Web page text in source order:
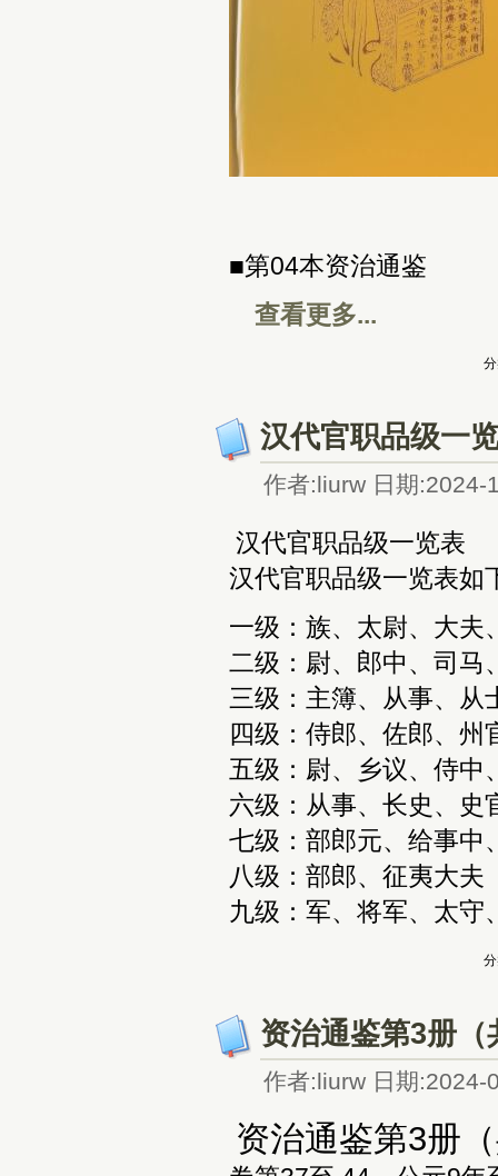
■第04本资治通鉴
查看更多...
汉代官职品级一
作者:liurw 日期:2024-
汉代官职品级一览表
汉代官职品级一览表如
一级‌：族、太尉、大夫
二级‌：尉、郎中、司马
三级‌：主簿、从事、从
四级‌：侍郎、佐郎、州
五级‌：尉、乡议、侍中
六级‌：从事、长史、史
七级‌：部郎元、给事中
‌八级‌：部郎、征夷大夫
九级‌：军、将军、太守
资治通鉴第3册（
作者:liurw 日期:2024-
资治通鉴第3册